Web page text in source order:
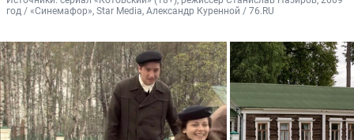
год / «Синемафор», Star Media, Александр Куренной / 76.RU